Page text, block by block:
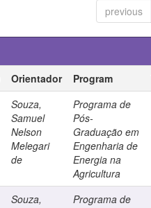
previous
Orientador Program
Souza,
Samuel
Nelson
Melegari
de
Programa de
Pós-
Graduação em
Engenharia de
Energia na
Agricultura
Souza,
Programa de